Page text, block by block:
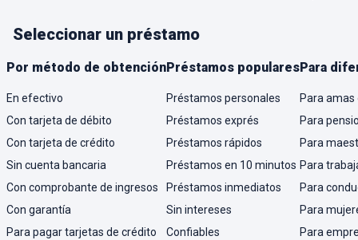
Seleccionar un préstamo
Por método de obtención
En efectivo
Con tarjeta de débito
Con tarjeta de crédito
Sin cuenta bancaria
Con comprobante de ingresos
Con garantía
Para pagar tarjetas de crédito
Préstamos populares
Préstamos personales
Préstamos exprés
Préstamos rápidos
Préstamos en 10 minutos
Préstamos inmediatos
Sin intereses
Confiables
Para
Para amas
Para
Para
Para
Para
Para
Para